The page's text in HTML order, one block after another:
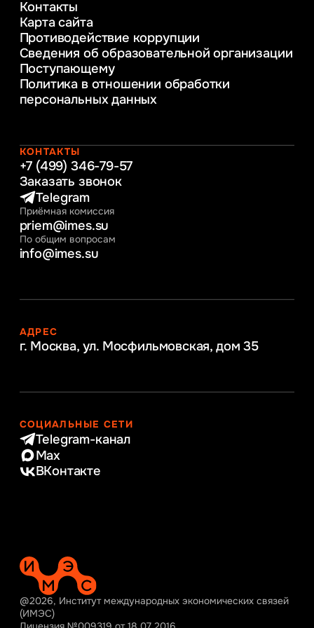
Управление инновационным развитием
предприятия
Уголовное право
Информационные технологии в бизнесе
Информационное и программное
обеспечение бизнес процессов
Управление человеческими ресурсами
Интернет-маркетинг
Контакты
Карта сайта
Противодействие коррупции
Сведения об образовательной организации
Поступающему
Политика в отношении обработки
персональных данных
КОНТАКТЫ
+7 (499) 346-79-57
Заказать звонок
Telegram
Приёмная комиссия
priem@imes.su
По общим вопросам
info@imes.su
АДРЕС
г. Москва, ул. Мосфильмовская, дом 35
СОЦИАЛЬНЫЕ СЕТИ
Telegram-канал
Max
ВКонтакте
@2026, Институт международных экономических связей
(ИМЭС)